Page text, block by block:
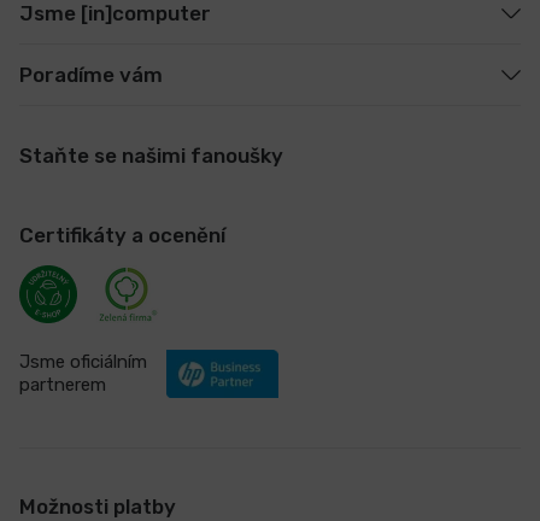
Jsme [in]computer
Poradíme vám
Staňte se našimi fanoušky
Certifikáty a ocenění
Jsme oficiálním
partnerem
Možnosti platby